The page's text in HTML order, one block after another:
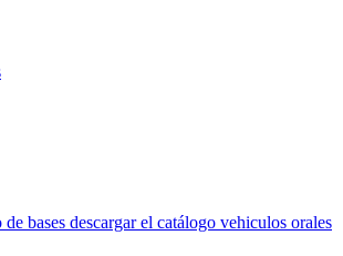
de bases descargar el catálogo vehiculos orales